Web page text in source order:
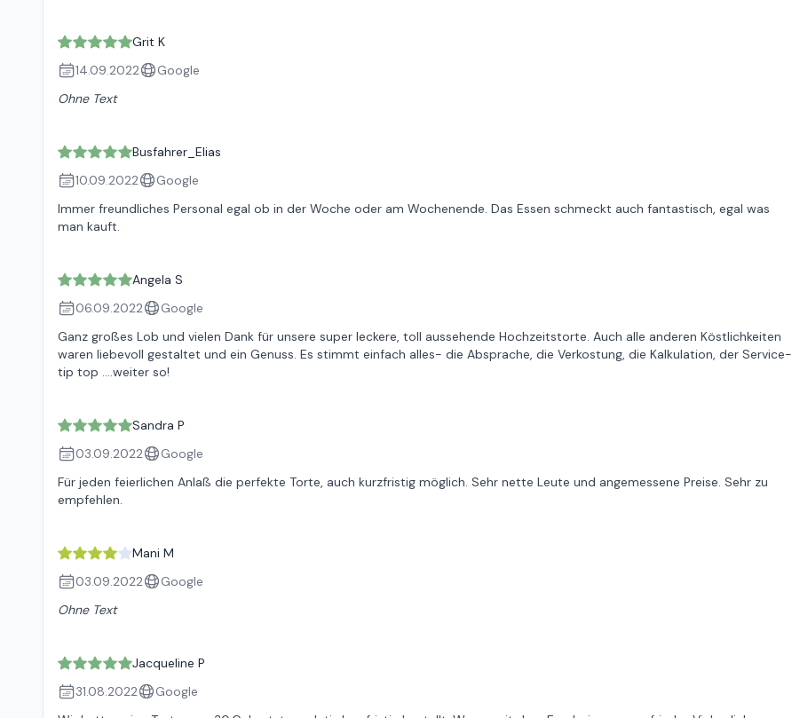
Grit K
14.09.2022
Google
Ohne Text
Busfahrer_Elias
10.09.2022
Google
Immer freundliches Personal egal ob in der Woche oder am Wochenende. Das Essen schmeckt auch fantastisch, egal was
man kauft.
Angela S
06.09.2022
Google
Ganz großes Lob und vielen Dank für unsere super leckere, toll aussehende Hochzeitstorte. Auch alle anderen Köstlichkeiten
waren liebevoll gestaltet und ein Genuss. Es stimmt einfach alles- die Absprache, die Verkostung, die Kalkulation, der Service-
tip top ....weiter so!
Sandra P
03.09.2022
Google
Für jeden feierlichen Anlaß die perfekte Torte, auch kurzfristig möglich. Sehr nette Leute und angemessene Preise. Sehr zu
empfehlen.
Mani M
03.09.2022
Google
Ohne Text
Jacqueline P
31.08.2022
Google